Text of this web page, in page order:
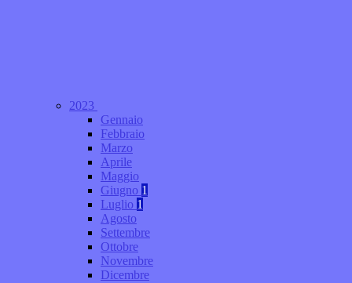
2023
Gennaio
Febbraio
Marzo
Aprile
Maggio
Giugno 1
Luglio 1
Agosto
Settembre
Ottobre
Novembre
Dicembre